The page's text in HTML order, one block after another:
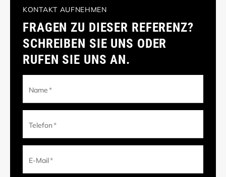
KONTAKT AUFNEHMEN
FRAGEN ZU DIESER REFERENZ?
SCHREIBEN SIE UNS ODER
RUFEN SIE UNS AN.
Name*
Telefon*
E-Mail*